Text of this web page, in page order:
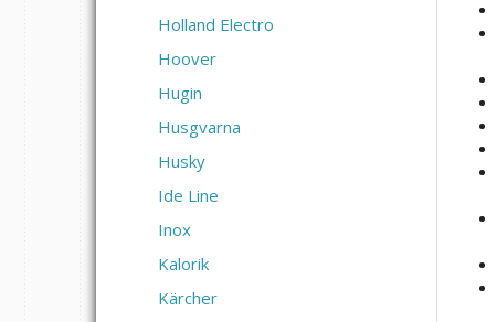
Holland Electro
Hoover
Hugin
Husgvarna
Husky
Ide Line
Inox
Kalorik
Kärcher